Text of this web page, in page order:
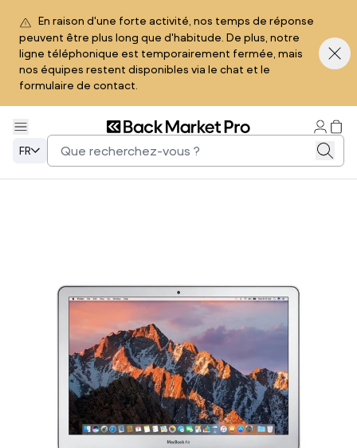
En raison d'une forte activité, nos temps de réponse
peuvent être plus long que d'habitude. De plus, notre
ligne téléphonique est temporairement fermée, mais
nos équipes restent disponibles via le chat et le
formulaire de contact.
FR